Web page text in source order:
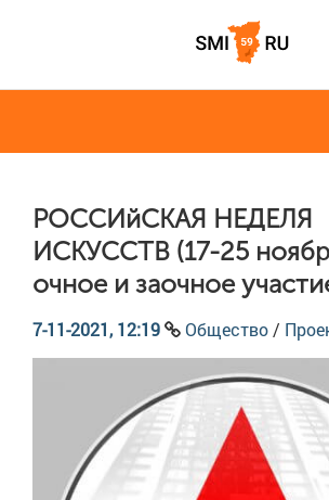
РОССИйСКАЯ НЕДЕЛЯ
ИСКУССТВ (17-25
очное и заочное
7-11-2021, 12:19 Общество /